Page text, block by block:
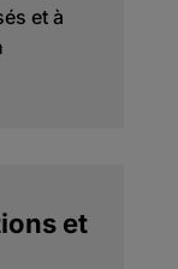
et à
et